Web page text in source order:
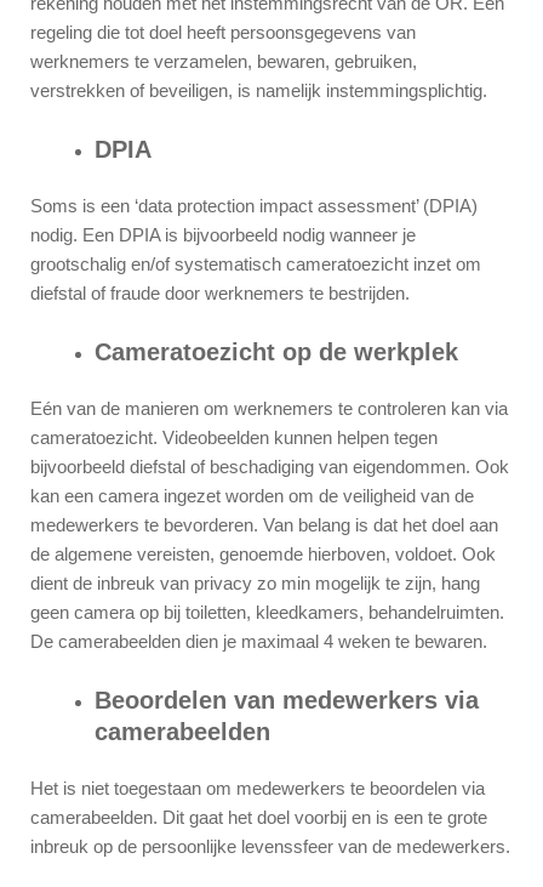
regeling die tot doel heeft persoonsgegevens van
werknemers te verzamelen, bewaren, gebruiken,
verstrekken of beveiligen, is namelijk instemmingsplichtig.
DPIA
Soms is een ‘data protection impact assessment’ (DPIA)
nodig. Een DPIA is bijvoorbeeld nodig wanneer je
grootschalig en/of systematisch cameratoezicht inzet om
diefstal of fraude door werknemers te bestrijden.
Cameratoezicht op de werkplek
Eén van de manieren om werknemers te controleren kan via
cameratoezicht. Videobeelden kunnen helpen tegen
bijvoorbeeld diefstal of beschadiging van eigendommen. Ook
kan een camera ingezet worden om de veiligheid van de
medewerkers te bevorderen. Van belang is dat het doel aan
de algemene vereisten, genoemde hierboven, voldoet. Ook
dient de inbreuk van privacy zo min mogelijk te zijn, hang
geen camera op bij toiletten, kleedkamers, behandelruimten.
De camerabeelden dien je maximaal 4 weken te bewaren.
Beoordelen van medewerkers via
camerabeelden
Het is niet toegestaan om medewerkers te beoordelen via
camerabeelden. Dit gaat het doel voorbij en is een te grote
inbreuk op de persoonlijke levenssfeer van de medewerkers.